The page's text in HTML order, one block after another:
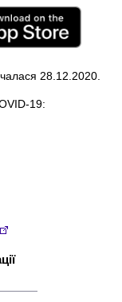
28.12.2020.
19: